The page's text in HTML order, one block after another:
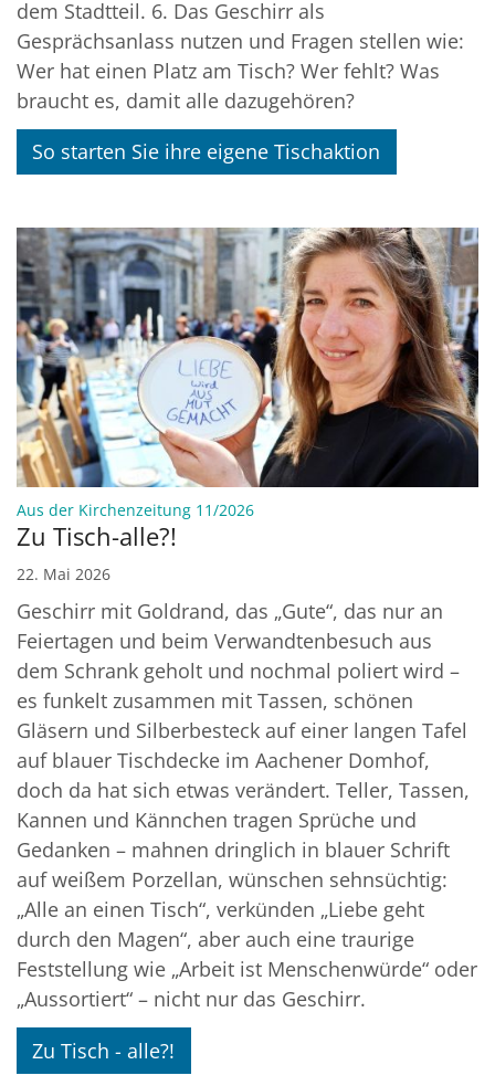
dem Stadtteil. 6. Das Geschirr als
Gesprächsanlass nutzen und Fragen stellen wie:
Wer hat einen Platz am Tisch? Wer fehlt? Was
braucht es, damit alle dazugehören?
So starten Sie ihre eigene Tischaktion
Aus der Kirchenzeitung 11/2026:
Zu Tisch-alle?!
22. Mai 2026
Geschirr mit Goldrand, das „Gute“, das nur an
Feiertagen und beim Verwandtenbesuch aus
dem Schrank geholt und nochmal poliert wird –
es funkelt zusammen mit Tassen, schönen
Gläsern und Silberbesteck auf einer langen Tafel
auf blauer Tischdecke im Aachener Domhof,
doch da hat sich etwas verändert. Teller, Tassen,
Kannen und Kännchen tragen Sprüche und
Gedanken – mahnen dringlich in blauer Schrift
auf weißem Porzellan, wünschen sehnsüchtig:
„Alle an einen Tisch“, verkünden „Liebe geht
durch den Magen“, aber auch eine traurige
Feststellung wie „Arbeit ist Menschenwürde“ oder
„Aussortiert“ – nicht nur das Geschirr.
Zu Tisch - alle?!